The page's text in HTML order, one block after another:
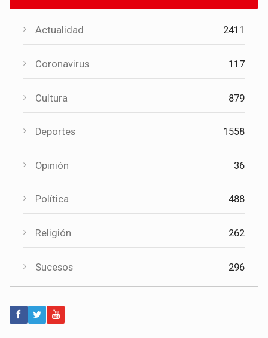
Cultura
El Certamen "Villa Cervantina" vuelve a situar a Mota del
Política
CATEGORÍAS
Actualidad 2411
Coronavirus 117
Cultura 879
Deportes 1558
Opinión 36
Política 488
Religión 262